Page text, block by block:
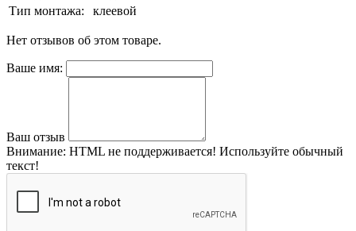
Тип монтажа:
клеевой
Нет отзывов об этом товаре.
Ваше имя:
Ваш отзыв
Внимание: HTML не поддерживается! Используйте обычный
текст!